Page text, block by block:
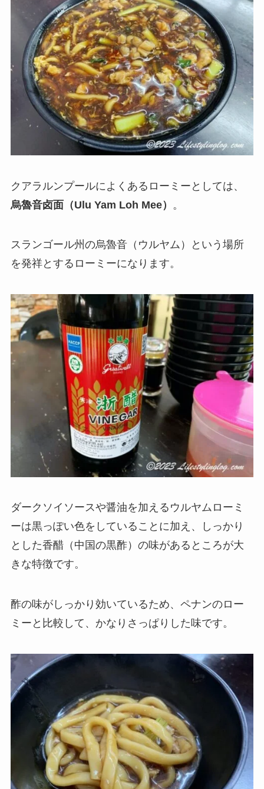
クアラルンプールによくあるローミーとしては、
烏魯音卤面（Ulu Yam Loh Mee）
。
スランゴール州の烏魯音（ウルヤム）という場所
を発祥とするローミーになります。
ダークソイソースや醤油を加えるウルヤムローミ
ーは黒っぽい色をしていることに加え、しっかり
とした香醋（中国の黒酢）の味があるところが大
きな特徴です。
酢の味がしっかり効いているため、ペナンのロー
ミーと比較して、かなり さっぱりした味です。